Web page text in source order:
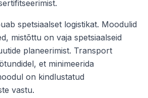
spetsiaalset logistikat. Moodulid
mistõttu on vaja spetsiaalseid
planeerimist. Transport
et minimeerida
on kindlustatud
vastu.